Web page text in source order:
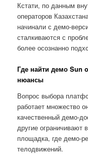
Кстати, по данным
операторов
начинали с демо-
сталкиваются с
более осознанно
Где найти демо Sun
нюансы
Вопрос выбора
работает множество
качественный демо-
другие ограничивают
площадка, где демо-
телодвижений.